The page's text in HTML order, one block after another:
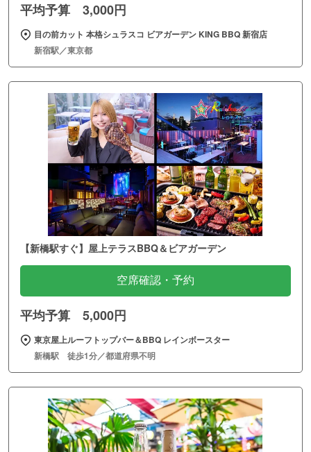
平均予算 3,000円
目の前カット 本格シュラスコ ビアガーデン KING BBQ 新宿店
新宿駅／東京都
【新橋駅すぐ】屋上テラスBBQ＆ビアガーデン
空席確認・予約
平均予算 5,000円
東京屋上ルーフトップバー＆BBQ レインボースター
新橋駅 徒歩1分／都道府県不明